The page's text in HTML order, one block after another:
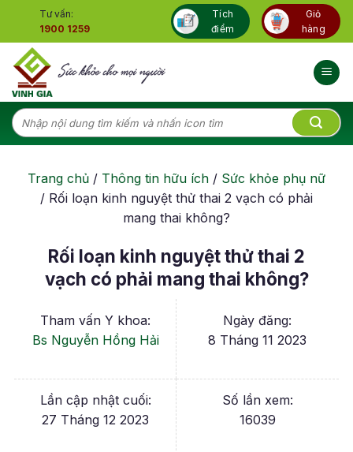
content
Tư vấn:
1900 1259
Tích
điểm
Giỏ
hàng
Tìm
kiếm:
Trang chủ / Thông tin hữu ích / Sức khỏe phụ nữ
/ Rối loạn kinh nguyệt thử thai 2 vạch có phải
mang thai không?
Rối loạn kinh nguyệt thử thai 2
vạch có phải mang thai không?
Tham vấn Y khoa:
Bs Nguyễn Hồng Hải
Ngày đăng:
8 Tháng 11 2023
Lần cập nhật cuối:
27 Tháng 12 2023
Số lần xem:
16039